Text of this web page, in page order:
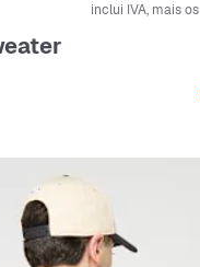
inclui IVA, mais os